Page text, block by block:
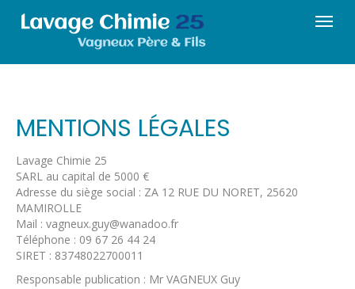
MENTIONS LÉGALES
Lavage Chimie 25
SARL au capital de 5000 €
Adresse du siège social : ZA 12 RUE DU NORET, 25620
MAMIROLLE
Mail : vagneux.guy@wanadoo.fr
Téléphone : 09 67 26 44 24
SIRET : 83748022700011
Responsable publication : Mr VAGNEUX Guy